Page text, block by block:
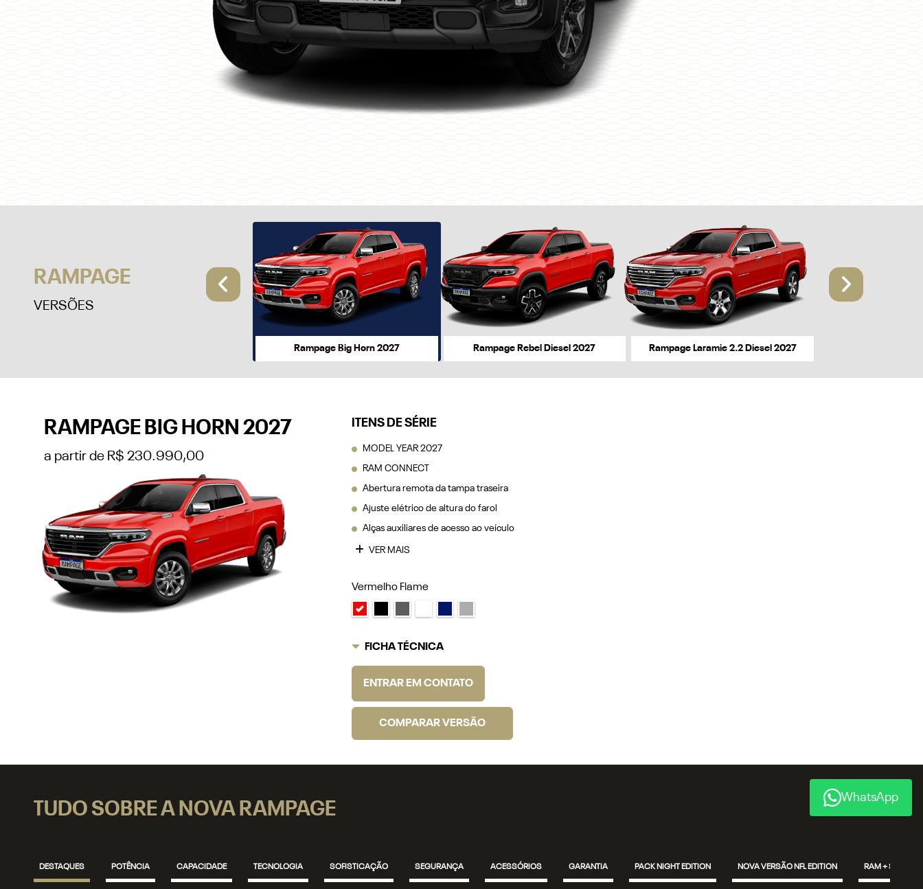
RAMPAGE
VERSÕES
Rampage Big Horn 2027 Rampage Rebel Diesel 2027 Rampage Laramie 2.2 Diesel 2027
Anterior
RAMPAGE BIG HORN 2027
a partir de R$ 230.990,00
ITENS DE SÉRIE
MODEL YEAR 2027
RAM CONNECT
Abertura remota da tampa traseira
Ajuste elétrico de altura do farol
Alças auxiliares de acesso ao veículo
VER MAIS
Vermelho Flame
FICHA TÉCNICA
ENTRAR EM CONTATO
COMPARAR VERSÃO
TUDO SOBRE A NOVA RAMPAGE
DESTAQUES POTÊNCIA CAPACIDADE TECNOLOGIA SOFISTICAÇÃO SEGURANÇA ACESSÓRIOS GARANTIA PACK NIGHT EDITION NOVA VERSÃO NFL EDITION RAM + SEM
WhatsApp